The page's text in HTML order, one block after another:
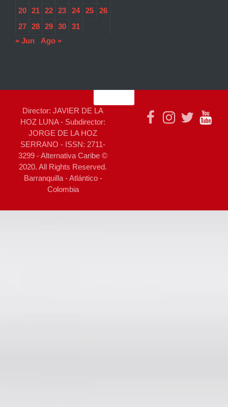
20
21 22 23 24 25
26
27
28 29 30
31
« Jun
Ago »
Director: JAVIER DE LA
HOZ LUNA - Subdirector:
JORGE DE LA HOZ
SERRANO - ISSN: 2711-
3299 - Alternativa Caribe ©
2020. All Rights Reserved.
Barranquilla - Atlántico -
Colombia